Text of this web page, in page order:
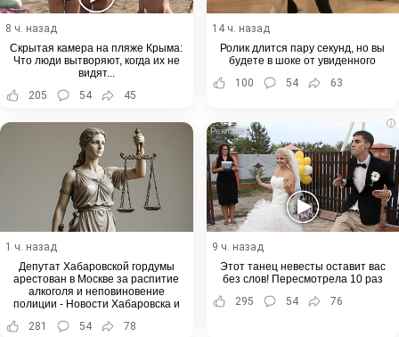
8 ч. назад
Скрытая камера на пляже Крыма:
Что люди вытворяют, когда их не
видят...
205
54 45
14 ч. назад
Ролик длится пару секунд, но вы
будете в шоке от увиденного
100
54 63
1 ч. назад
Депутат Хабаровской гордумы
арестован в Москве за распитие
алкоголя и неповиновение
полиции - Новости Хабаровска и
281 54 78
i
9 ч. назад
Этот танец невесты оставит вас
без слов! Пересмотрела 10 раз
295
54 76